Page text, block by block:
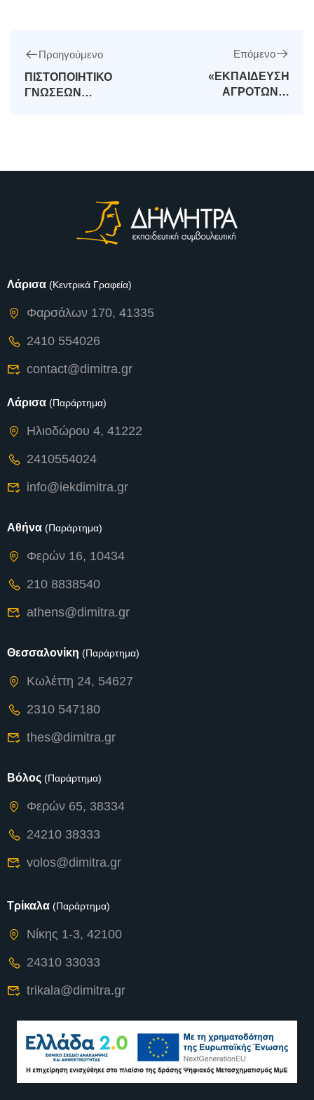
Προηγούμενο
ΠΙΣΤΟΠΟΙΗΤΙΚΟ
ΓΝΩΣΕΩΝ
Επόμενο
«ΕΚΠΑΙΔΕΥΣΗ
ΑΓΡΟΤΩΝ &
Λάρισα (Κεντρικά Γραφεία)
Φαρσάλων 170, 41335
2410 554026
contact@dimitra.gr
Λάρισα (Παράρτημα)
Ηλιοδώρου 4, 41222
2410554024
info@iekdimitra.gr
Αθήνα (Παράρτημα)
Φερών 16, 10434
210 8838540
athens@dimitra.gr
Θεσσαλονίκη (Παράρτημα)
Κωλέττη 24, 54627
2310 547180
thes@dimitra.gr
Βόλος (Παράρτημα)
Φερών 65, 38334
24210 38333
volos@dimitra.gr
Τρίκαλα (Παράρτημα)
Νίκης 1-3, 42100
24310 33033
trikala@dimitra.gr